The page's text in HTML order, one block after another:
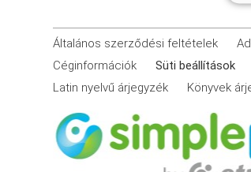
Általános szerződési feltételek
Céginformációk
Süti beállítások
Latin nyelvű árjegyzék
Könyvek